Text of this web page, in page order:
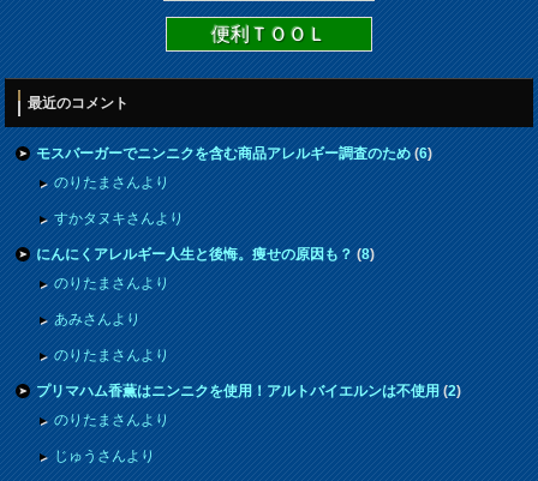
便利ＴＯＯＬ
最近のコメント
モスバーガーでニンニクを含む商品アレルギー調査のため(6)
のりたまさんより
すかタヌキさんより
にんにくアレルギー人生と後悔。痩せの原因も？(8)
のりたまさんより
あみさんより
のりたまさんより
プリマハム香薫はニンニクを使用！アルトバイエルンは不使用(2)
のりたまさんより
じゅうさんより